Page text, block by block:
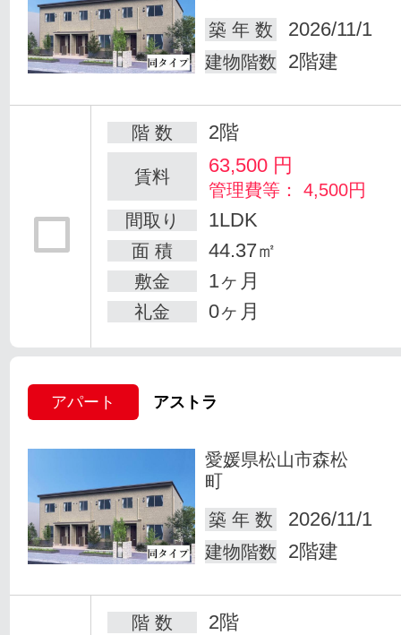
築 年 数
2026/11/1
建物階数 2階建
階 数 2階
賃料 63,500 円
管理費等： 4,500円
間取り
1LDK
面 積 44.37㎡
敷金 1ヶ月
礼金 0ヶ月
アパート アストラ
愛媛県松山市森松
町
築 年 数
2026/11/1
建物階数 2階建
階 数 2階